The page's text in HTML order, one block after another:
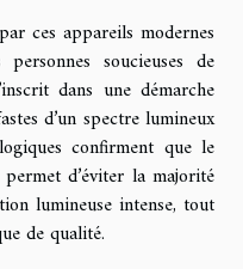
ces appareils modernes
soucieuses de
dans une démarche
d’un spectre lumineux
confirment que le
d’éviter la majorité
lumineuse intense, tout
de qualité.